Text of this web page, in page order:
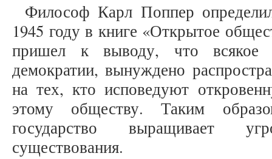
Философ Карл Поппер
1945 году в книге «Открытое
пришел к выводу, что всякое
демократии, вынуждено
на тех, кто исповедуют
этому обществу. Таким
государство выращивает
существования.